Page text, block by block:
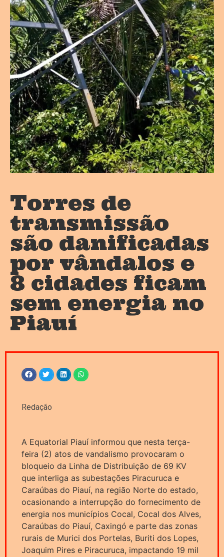
Torres de
transmissão
são danificadas
por vândalos e
8 cidades ficam
sem energia no
Piauí
Redação
A Equatorial Piauí informou que nesta terça-
feira (2) atos de vandalismo provocaram o
bloqueio da Linha de Distribuição de 69 KV
que interliga as subestações Piracuruca e
Caraúbas do Piauí, na região Norte do estado,
ocasionando a interrupção do fornecimento de
energia nos municípios Cocal, Cocal dos Alves,
Caraúbas do Piauí, Caxingó e parte das zonas
rurais de Murici dos Portelas, Buriti dos Lopes,
Joaquim Pires e Piracuruca, impactando 19 mil